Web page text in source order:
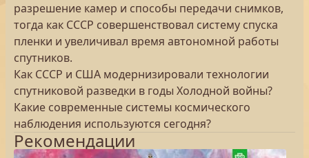
разрешение камер и способы передачи снимков,
тогда как СССР совершенствовал систему спуска
пленки и увеличивал время автономной работы
спутников.
Как СССР и США модернизировали технологии
спутниковой разведки в годы Холодной войны?
Какие современные системы космического
наблюдения используются сегодня?
Рекомендации